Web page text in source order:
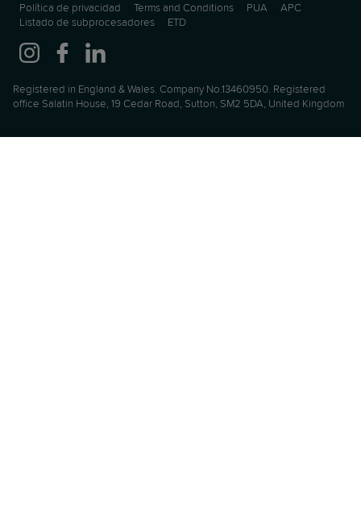
Política de privacidad Terms and Conditions PUA
APC
Listado de subprocesadores
ETD
Registered in England & Wales. Company No.13460950. Registered
office Salatin House, 19 Cedar Road, Sutton, SM2 5DA, United Kingdom